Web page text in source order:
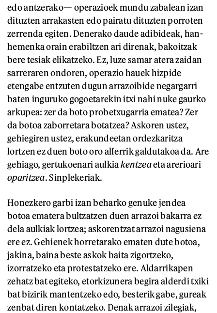
edo antzerako— operazioek mundu zabalean izan
dituzten arrakasten edo pairatu dituzten porroten
zerrenda egiten. Denerako daude adibideak, han-
hemenka orain erabiltzen ari direnak, bakoitzak
bere tesiak elikatzeko. Ez, luze samar atera zaidan
sarreraren ondoren, operazio hauek hizpide
etengabe entzuten dugun arrazoibide negargarri
baten inguruko gogoetarekin itxi nahi nuke gaurko
arkupea: zer da boto probetxugarria ematea? Zer
da botoa zaborretara botatzea? Askoren ustez,
gehiegiren ustez, erakundeetan ordezkaritza
lortzen ez duen boto oro alferrik galdutakoa da. Are
gehiago, gertukoenari aulkiakentzeaeta arerioari
oparitzea. Sinplekeriak.
Honezkero garbi izan beharko genuke jendea
botoa ematera bultzatzen duen arrazoi bakarra ez
dela aulkiak lortzea; askorentzat arrazoi nagusiena
ere ez. Gehienek horretarako ematen dute botoa,
jakina, baina beste askok baita zigortzeko,
izorratzeko eta protestatzeko ere. Aldarrikapen
zehatz bat egiteko, etorkizunera begira alderdi txiki
bat bizirik mantentzeko edo, besterik gabe, gureak
zenbat diren kontatzeko. Denak arrazoi zilegiak,